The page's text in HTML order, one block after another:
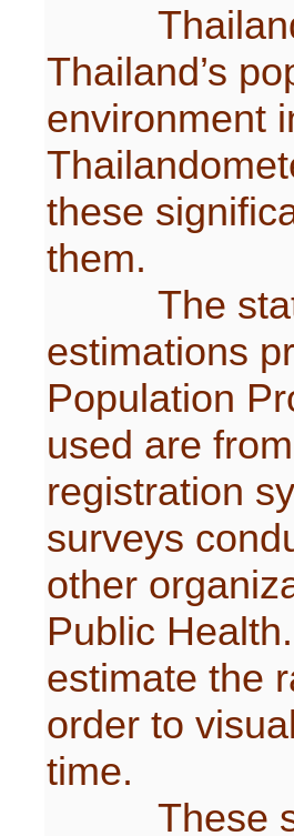
Thailand’s
environment
these
them.
The
estimations
Population
used are
registration
surveys
other
Public
estimate the
order to
time.
These